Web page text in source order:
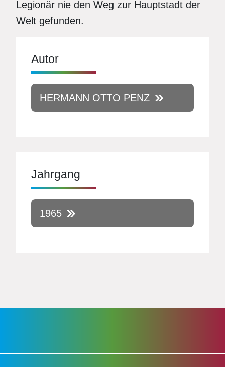
Legionär nie den Weg zur Hauptstadt der
Welt gefunden.
Autor
HERMANN OTTO PENZ
Jahrgang
1965